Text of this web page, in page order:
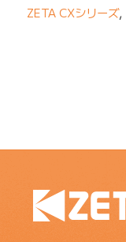
ZETA CXシリーズ,